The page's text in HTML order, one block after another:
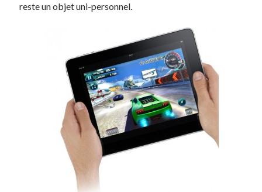
reste un objet uni-personnel.